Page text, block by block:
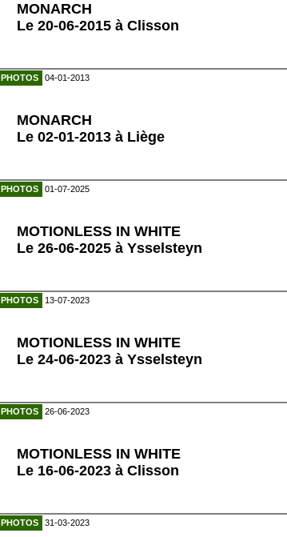
MONARCH
Le 20-06-2015 à Clisson
PHOTOS 04-01-2013
MONARCH
Le 02-01-2013 à Liège
PHOTOS 01-07-2025
MOTIONLESS IN WHITE
Le 26-06-2025 à Ysselsteyn
PHOTOS 13-07-2023
MOTIONLESS IN WHITE
Le 24-06-2023 à Ysselsteyn
PHOTOS 26-06-2023
MOTIONLESS IN WHITE
Le 16-06-2023 à Clisson
PHOTOS 31-03-2023